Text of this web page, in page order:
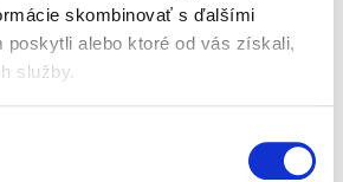
skombinovať s ďalšími
poskytli alebo ktoré od vás získali,
služby.
začiatky
receptúra